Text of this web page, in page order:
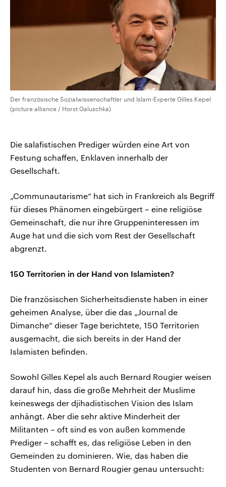
Der französische Sozialwissenschaftler und Islam-Experte Gilles Kepel
(picture alliance / Horst Galuschka)
Die salafistischen Prediger würden eine Art von
Festung schaffen, Enklaven innerhalb der
Gesellschaft.
„Communautarisme“ hat sich in Frankreich als Begriff
für dieses Phänomen eingebürgert – eine religiöse
Gemeinschaft, die nur ihre Gruppeninteressen im
Auge hat und die sich vom Rest der Gesellschaft
abgrenzt.
150 Territorien in der Hand von Islamisten?
Die französischen Sicherheitsdienste haben in einer
geheimen Analyse, über die das „Journal de
Dimanche“ dieser Tage berichtete, 150 Territorien
ausgemacht, die sich bereits in der Hand der
Islamisten befinden.
Sowohl Gilles Kepel als auch Bernard Rougier weisen
darauf hin, dass die große Mehrheit der Muslime
keineswegs der djihadistischen Vision des Islam
anhängt. Aber die sehr aktive Minderheit der
Militanten – oft sind es von außen kommende
Prediger – schafft es, das religiöse Leben in den
Gemeinden zu dominieren. Wie, das haben die
Studenten von Bernard Rougier genau untersucht: